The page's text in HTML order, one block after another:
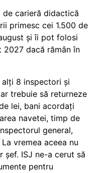
de carieră didactică
primesc cei 1.500 de
și îi pot folosi
2027 dacă rămân în
alți 8 inspectori și
trebuie să returneze
lei, bani acordați
navetei, timp de
general,
vremea aceea nu
șef. ISJ ne-a cerut să
pentru